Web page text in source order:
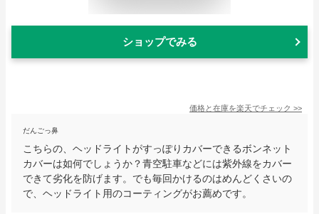
ショップでみる
価格と在庫を楽天でチェック >>
だんごっ鼻
こちらの、ヘッドライトがすっぽりカバーできるボンネット
カバーは如何でしょうか？青空駐車などには紫外線をカバー
できて劣化を防げます。でも毎回かけるのはめんどくさいの
で、ヘッドライト用のコーティングがお薦めです。